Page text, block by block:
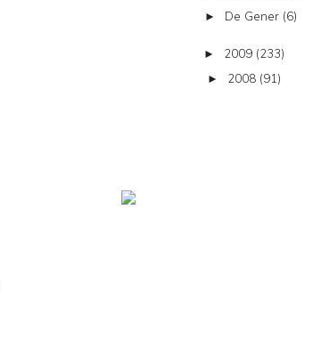
► De Gener (6)
► 2009 (233)
► 2008 (91)